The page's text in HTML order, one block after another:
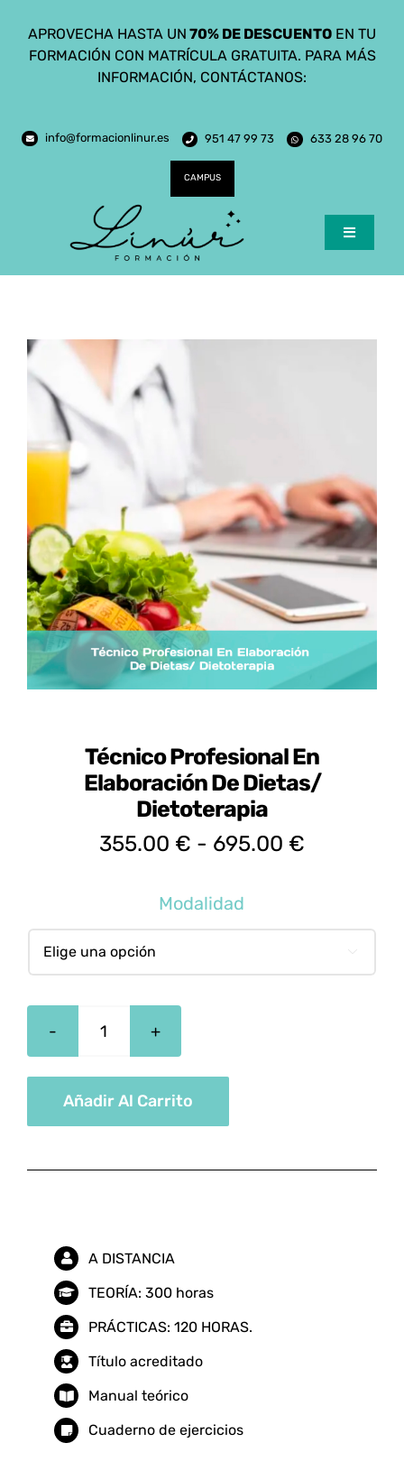
contenido
APROVECHA HASTA UN 70% DE DESCUENTO EN TU
FORMACIÓN CON MATRÍCULA GRATUITA. PARA MÁS
INFORMACIÓN, CONTÁCTANOS:
info@formacionlinur.es 951 47 99 73 633 28 96 70
CAMPUS
Toggle
Inicio
Ciclos Formativos
Certificados de Profesionalidad
Contacto
Técnico Profesional En
Elaboración De Dietas/
Dietoterapia
355.00 € - 695.00 €
hasta
Modalidad
Técnico
En
Elaboración
Añadir Al Carrito
A DISTANCIA
TEORÍA: 300 horas
PRÁCTICAS: 120 HORAS.
Título acreditado
Manual teórico
Cuaderno de ejercicios